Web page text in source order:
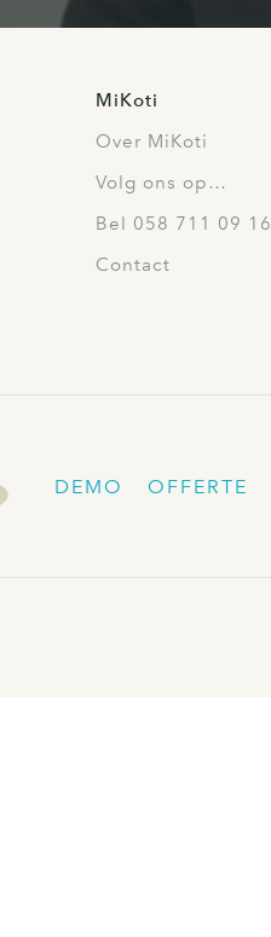
MiKoti
Over MiKoti
Volg ons op…
Bel 058 711 09 16
Contact
DEMO OFFERTE